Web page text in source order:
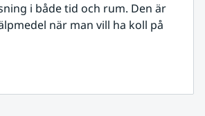
i både tid och rum. Den är
när man vill ha koll på